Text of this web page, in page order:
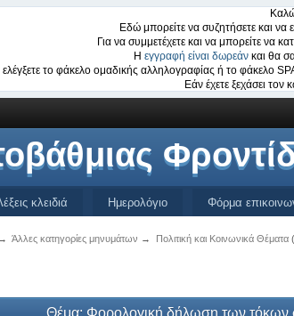
Εδώ μπορείτε να συζητήσετε και
Για να συμμετέχετε και να μπορείτε να
Η εγγραφή είναι δωρεάν και θα
ελέγξετε το φάκελο ομαδικής αλληλογραφίας ή το φάκελο
Εάν έχετε ξεχάσει
κλειδιά Ημερολόγιο Φόρμα
Άλλες κατηγορίες μηνυμάτων → Πολιτική και Κοινωνικά Θέματα
Θέμα: Φορολογική δήλωση των τόκων